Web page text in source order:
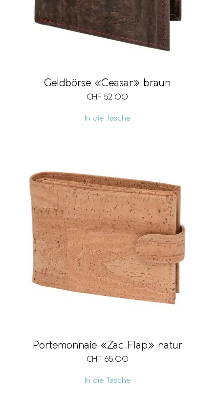
Geldbörse «Ceasar» braun
CHF 52.00
In die Tasche
Portemonnaie «Zac Flap» natur
CHF 65.00
In die Tasche